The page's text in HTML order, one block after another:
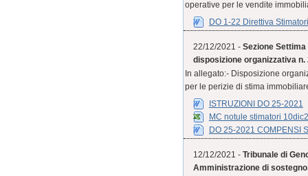
operative per le vendite
DO 1-22 Direttiva
22/12/2021 - Sezione
disposizione organizzativa n.
In allegato:- Disposizione
per le perizie di stima
ISTRUZIONI DO 25-2021
MC notule stimatori
DO 25-2021 COMPENSI
12/12/2021 - Tribunale di
Amministrazione di